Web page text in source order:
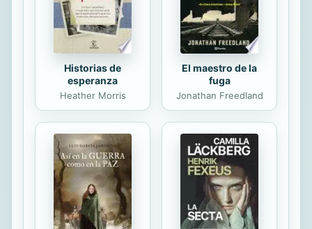
escribir poesía....
Historias de
esperanza
Heather Morris
El maestro de la
fuga
Jonathan Freedland